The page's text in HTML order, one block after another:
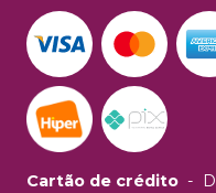
Cartão de crédito -